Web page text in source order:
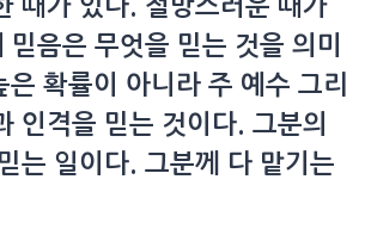
때가 있다. 절망스러운 때가
믿음은 무엇을 믿는 것을 의미
은 확률이 아니라 주 예수 그리
인격을 믿는 것이다. 그분의
는 일이다. 그분께 다 맡기는